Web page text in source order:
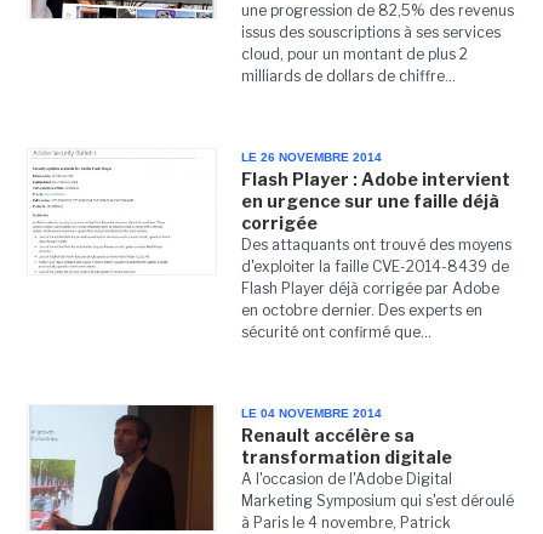
une progression de 82,5% des revenus
issus des souscriptions à ses services
cloud, pour un montant de plus 2
milliards de dollars de chiffre...
LE 26 NOVEMBRE 2014
Flash Player : Adobe intervient
en urgence sur une faille déjà
corrigée
Des attaquants ont trouvé des moyens
d'exploiter la faille CVE-2014-8439 de
Flash Player déjà corrigée par Adobe
en octobre dernier. Des experts en
sécurité ont confirmé que...
LE 04 NOVEMBRE 2014
Renault accélère sa
transformation digitale
A l'occasion de l'Adobe Digital
Marketing Symposium qui s'est déroulé
à Paris le 4 novembre, Patrick